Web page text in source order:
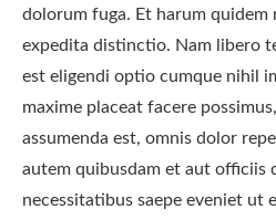
dolorum fuga. Et harum quidem
expedita distinctio. Nam libero
est eligendi optio cumque nihil
maxime placeat facere
assumenda est, omnis dolor
autem quibusdam et aut officiis
necessitatibus saepe eveniet ut